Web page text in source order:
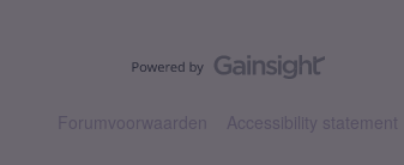
Forumvoorwaarden Accessibility statement